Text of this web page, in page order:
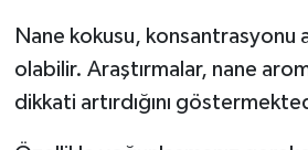
Nane kokusu, konsantrasyonu
olabilir. Araştırmalar, nane
dikkati artırdığını